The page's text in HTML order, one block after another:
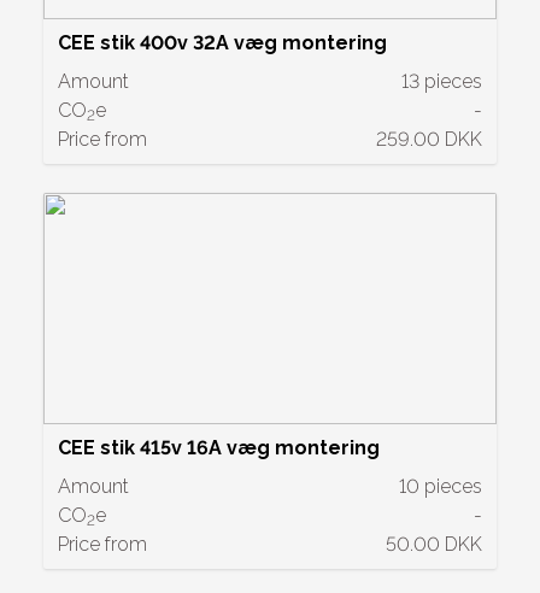
CEE stik 400v 32A væg montering
Amount
13 pieces
CO2e
-
Price from
259.00 DKK
CEE stik 415v 16A væg montering
Amount
10 pieces
CO2e
-
Price from
50.00 DKK